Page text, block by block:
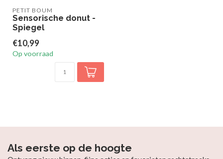
PETIT BOUM
Sensorische donut -
Spiegel
€10,99
Op voorraad
Als eerste op de hoogte